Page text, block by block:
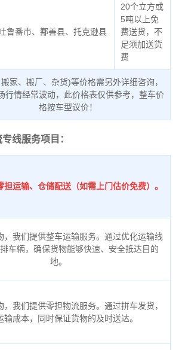
鲁番市、鄯善县、托克逊县
20个立方或
5吨以上免
费送货，不
足须加送货
费
家、搬厂、杂货)等价格需另外详细咨询，
行情经常波动，此价格表仅供参考，整车价
格按车型议价！
线服务项目：
担运输、仓储配送（如需上门估价免费）。
，我们提供整车运输服务。通过优化运输线
车辆，确保货物能够快速、安全抵达目的
地。
，我们提供零担物流服务。通过拼车发货，
输成本，同时保证货物的及时送达。